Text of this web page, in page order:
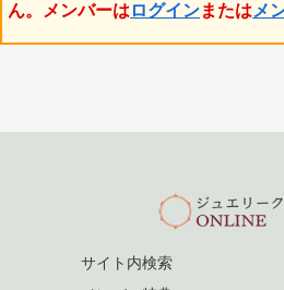
ん。メンバーは ログインまたは メ
サイト内検索